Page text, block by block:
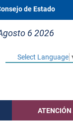
de Estado
6 2026
Select Language